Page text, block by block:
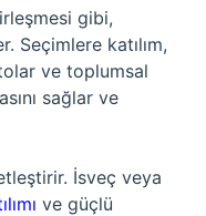
gibi,
Seçimlere katılım,
ve toplumsal
sağlar ve
İsveç veya
ve güçlü